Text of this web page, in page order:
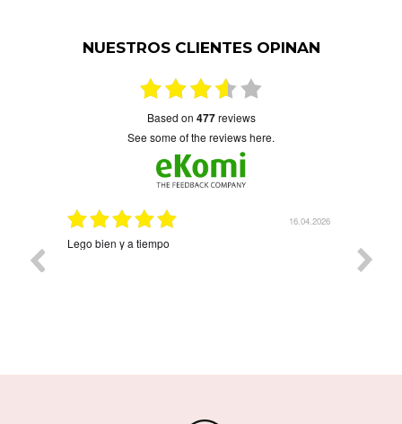
NUESTROS CLIENTES OPINAN
based on 477reviews
see some of the reviews here.
16.04.2026
Lego bien y a tiempo
compra